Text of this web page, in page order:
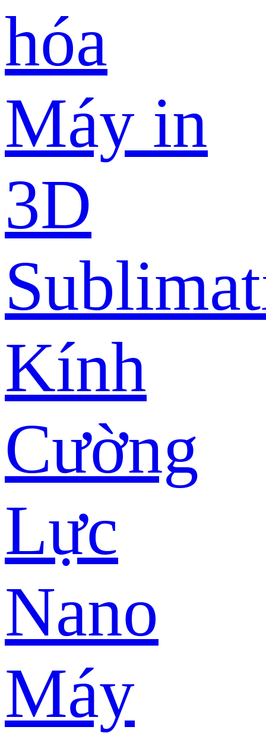
hóa
Máy in
3D
Kính
Cường
Lực
Nano
Máy